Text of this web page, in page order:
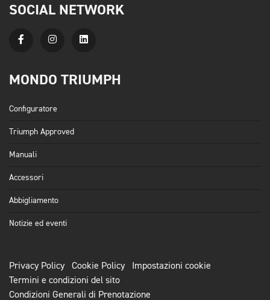
SOCIAL NETWORK
MONDO TRIUMPH
Configuratore
Triumph Approved
Manuali
Accessori
Abbigliamento
Notizie ed eventi
Privacy Policy Cookie Policy
Impostazioni cookie
Termini e condizioni del sito
Condizioni Generali di Prenotazione